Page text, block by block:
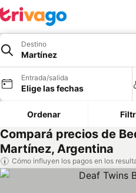
Destino
Martínez
Entrada/salida
Elige las fechas
Ordenar
Compará precios de
Martínez, Argentina
Cómo influyen los pagos en los